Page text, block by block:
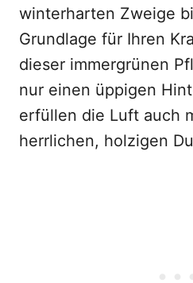
winterharten Zweige
Grundlage für Ihren
dieser immergrünen
nur einen üppigen
erfüllen die Luft auch
herrlichen, holzigen